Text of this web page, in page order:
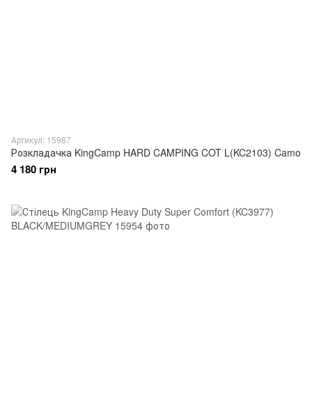
Артикул: 15987
Розкладачка KingCamp HARD CAMPING COT L(KC2103) Camo
4 180 грн